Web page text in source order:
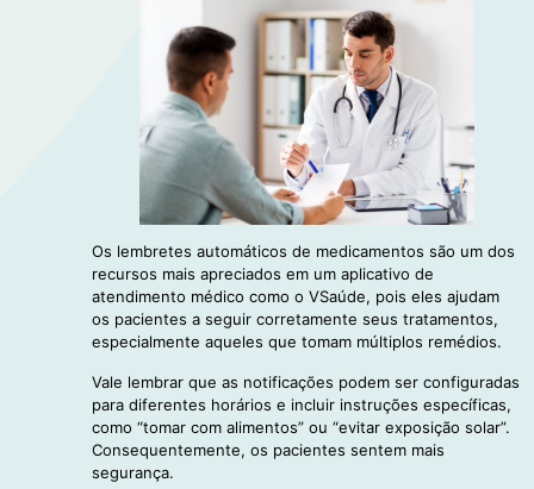
Os lembretes automáticos de medicamentos são um dos
recursos mais apreciados em um aplicativo de
atendimento médico como o VSaúde, pois eles ajudam
os pacientes a seguir corretamente seus tratamentos,
especialmente aqueles que tomam múltiplos remédios.
Vale lembrar que as notificações podem ser configuradas
para diferentes horários e incluir instruções específicas,
como “tomar com alimentos” ou “evitar exposição solar”.
Consequentemente, os pacientes sentem mais
segurança.